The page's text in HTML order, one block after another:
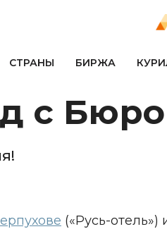
СТРАНЫ БИРЖА
с
(«Русь-отель»)